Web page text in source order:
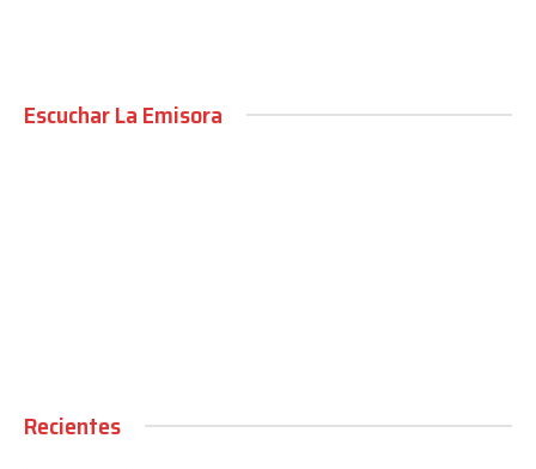
Escuchar La Emisora
Recientes